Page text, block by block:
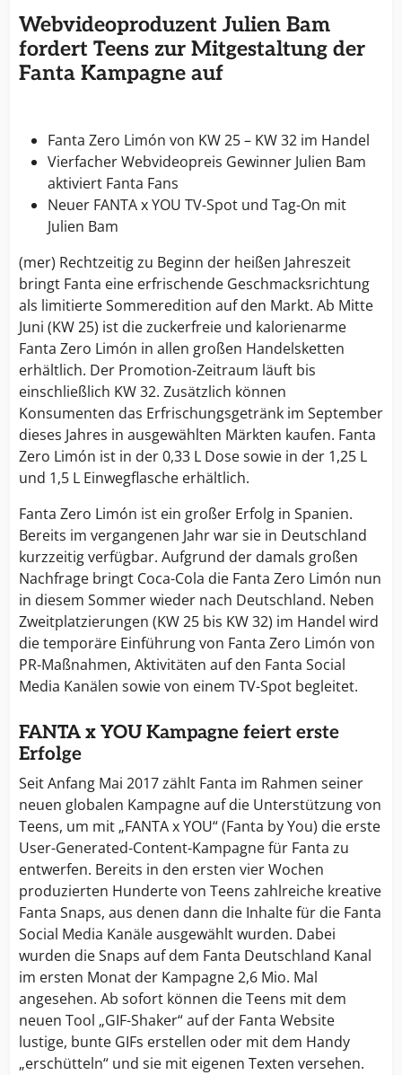
Webvideoproduzent Julien Bam
fordert Teens zur Mitgestaltung der
Fanta Kampagne auf
Fanta Zero Limón von KW 25 – KW 32 im Handel
Vierfacher Webvideopreis Gewinner Julien Bam
aktiviert Fanta Fans
Neuer FANTA x YOU TV-Spot und Tag-On mit
Julien Bam
(mer) Rechtzeitig zu Beginn der heißen Jahreszeit
bringt Fanta eine erfrischende Geschmacksrichtung
als limitierte Sommeredition auf den Markt. Ab Mitte
Juni (KW 25) ist die zuckerfreie und kalorienarme
Fanta Zero Limón in allen großen Handelsketten
erhältlich. Der Promotion-Zeitraum läuft bis
einschließlich KW 32. Zusätzlich können
Konsumenten das Erfrischungsgetränk im September
dieses Jahres in ausgewählten Märkten kaufen. Fanta
Zero Limón ist in der 0,33 L Dose sowie in der 1,25 L
und 1,5 L Einwegflasche erhältlich.
Fanta Zero Limón ist ein großer Erfolg in Spanien.
Bereits im vergangenen Jahr war sie in Deutschland
kurzzeitig verfügbar. Aufgrund der damals großen
Nachfrage bringt Coca-Cola die Fanta Zero Limón nun
in diesem Sommer wieder nach Deutschland. Neben
Zweitplatzierungen (KW 25 bis KW 32) im Handel wird
die temporäre Einführung von Fanta Zero Limón von
PR-Maßnahmen, Aktivitäten auf den Fanta Social
Media Kanälen sowie von einem TV-Spot begleitet.
FANTA x YOU Kampagne feiert erste
Erfolge
Seit Anfang Mai 2017 zählt Fanta im Rahmen seiner
neuen globalen Kampagne auf die Unterstützung von
Teens, um mit „FANTA x YOU“ (Fanta by You) die erste
User-Generated-Content-Kampagne für Fanta zu
entwerfen. Bereits in den ersten vier Wochen
produzierten Hunderte von Teens zahlreiche kreative
Fanta Snaps, aus denen dann die Inhalte für die Fanta
Social Media Kanäle ausgewählt wurden. Dabei
wurden die Snaps auf dem Fanta Deutschland Kanal
im ersten Monat der Kampagne 2,6 Mio. Mal
angesehen. Ab sofort können die Teens mit dem
neuen Tool „GIF-Shaker“ auf der Fanta Website
lustige, bunte GIFs erstellen oder mit dem Handy
„erschütteln“ und sie mit eigenen Texten versehen.